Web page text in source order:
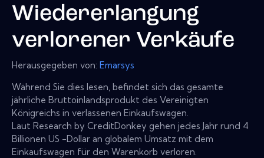
Wiedererlangung
verlorener Verkäufe
Herausgegeben von: Emarsys
Während Sie dies lesen, befindet sich das gesamte
jährliche Bruttoinlandsprodukt des Vereinigten
Königreichs in verlassenen Einkaufswagen.
Laut Research by CreditDonkey gehen jedes Jahr rund 4
Billionen US -Dollar an globalem Umsatz mit dem
Einkaufswagen für den Warenkorb verloren.